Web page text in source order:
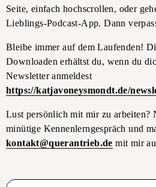
Seite, einfach hochscrollen, oder
Lieblings-Podcast-App. Dann
Bleibe immer auf dem Laufenden!
Downloaden erhältst du, wenn du
Newsletter anmeldest
https://katjavoneysmondt.de/
Lust persönlich mit mir zu arbeiten?
minütige Kennenlerngespräch und
kontakt@querantrieb.de mit mir